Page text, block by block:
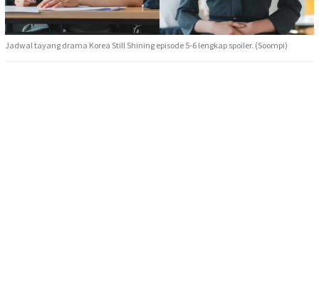
Jadwal tayang drama Korea Still Shining episode 5-6 lengkap spoiler. (Soompi)